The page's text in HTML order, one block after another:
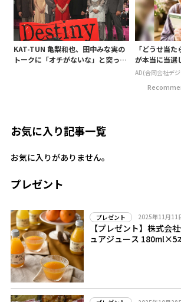
KAT-TUN 亀梨和也、田中みな実の
トークに「オチがないな」と突っ込
「どうせ当
が本当に当選
AD(合同会社デ
お気に入り記事一覧
お気に入りがありません。
プレゼント
プレゼント 2025年11月11
【プレゼント】株式会
ュアジュース 180ml×5